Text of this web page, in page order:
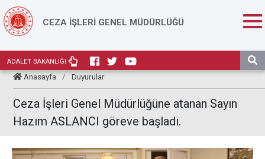
CEZA İŞLERİ GENEL MÜDÜRLÜĞÜ
ADALET BAKANLIĞI
Anasayfa / Duyurular
Ceza İşleri Genel Müdürlüğüne atanan Sayın
Hazım ASLANCI göreve başladı.